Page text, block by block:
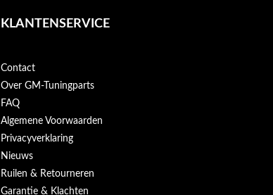
KLANTENSERVICE
Contact
Over GM-Tuningparts
FAQ
Algemene Voorwaarden
Privacyverklaring
Nieuws
Ruilen & Retourneren
Garantie & Klachten